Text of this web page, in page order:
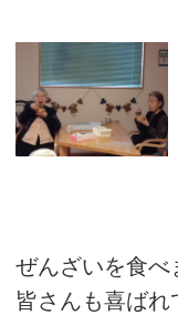
ぜんざいを食
皆さんも喜ば